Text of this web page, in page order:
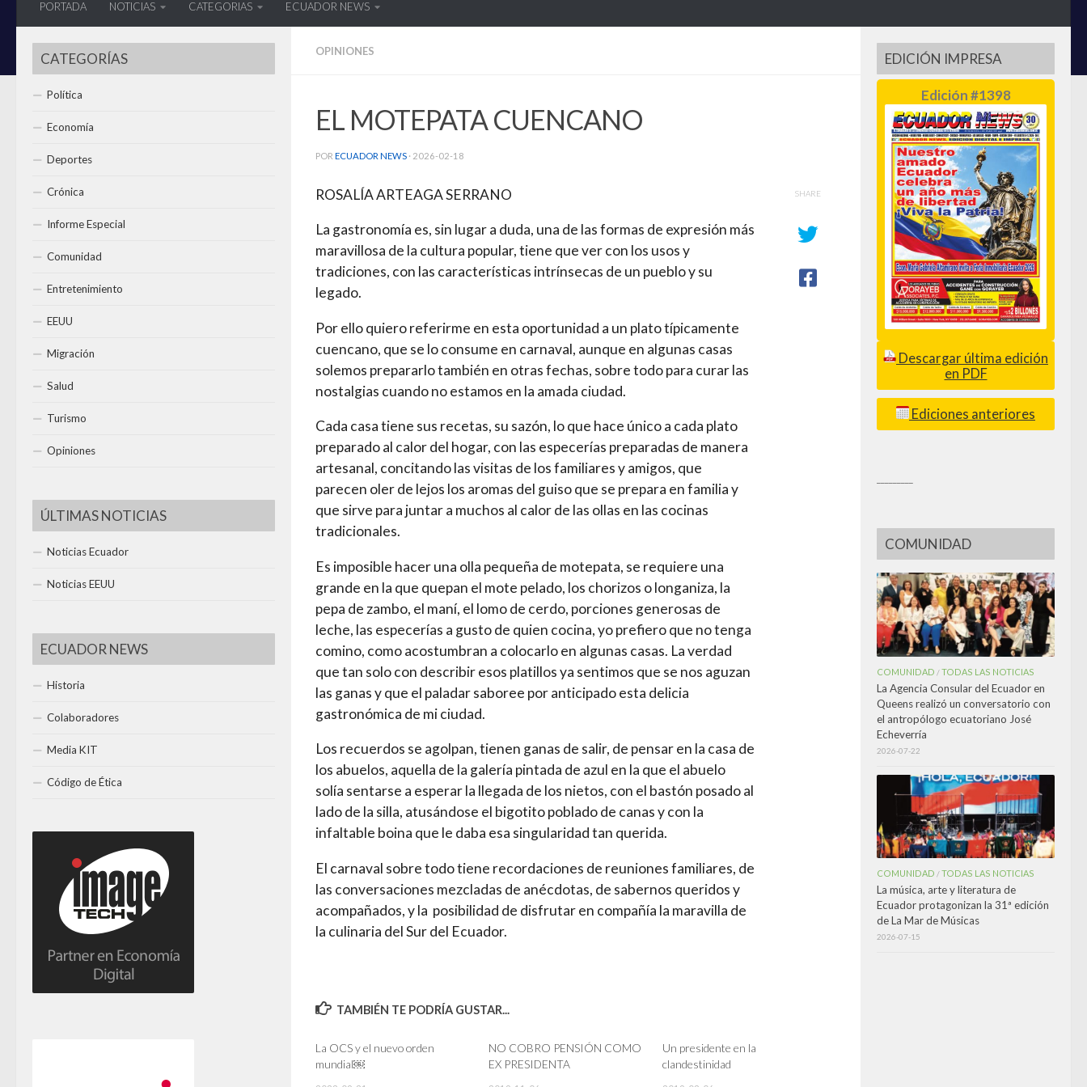
PORTADA NOTICIAS CATEGORIAS ECUADOR NEWS
OPINIONES
EL MOTEPATA CUENCANO
POR ECUADOR NEWS · 2026-02-18
ROSALÍA ARTEAGA SERRANO
La gastronomía es, sin lugar a duda, una de las formas de expresión más
maravillosa de la cultura popular, tiene que ver con los usos y
tradiciones, con las características intrínsecas de un pueblo y su
legado.
Por ello quiero referirme en esta oportunidad a un plato típicamente
cuencano, que se lo consume en carnaval, aunque en algunas casas
solemos prepararlo también en otras fechas, sobre todo para curar las
nostalgias cuando no estamos en la amada ciudad.
Cada casa tiene sus recetas, su sazón, lo que hace único a cada plato
preparado al calor del hogar, con las especerías preparadas de manera
artesanal, concitando las visitas de los familiares y amigos, que
parecen oler de lejos los aromas del guiso que se prepara en familia y
que sirve para juntar a muchos al calor de las ollas en las cocinas
tradicionales.
Es imposible hacer una olla pequeña de motepata, se requiere una
grande en la que quepan el mote pelado, los chorizos o longaniza, la
pepa de zambo, el maní, el lomo de cerdo, porciones generosas de
leche, las especerías a gusto de quien cocina, yo prefiero que no tenga
comino, como acostumbran a colocarlo en algunas casas. La verdad
que tan solo con describir esos platillos ya sentimos que se nos aguzan
las ganas y que el paladar saboree por anticipado esta delicia
gastronómica de mi ciudad.
Los recuerdos se agolpan, tienen ganas de salir, de pensar en la casa de
los abuelos, aquella de la galería pintada de azul en la que el abuelo
solía sentarse a esperar la llegada de los nietos, con el bastón posado al
lado de la silla, atusándose el bigotito poblado de canas y con la
infaltable boina que le daba esa singularidad tan querida.
El carnaval sobre todo tiene recordaciones de reuniones familiares, de
las conversaciones mezcladas de anécdotas, de sabernos queridos y
acompañados, y la posibilidad de disfrutar en compañía la maravilla de
la culinaria del Sur del Ecuador.
SHARE
TAMBIÉN TE PODRÍA GUSTAR...
La OCS y el nuevo orden
mundial￼
NO COBRO PENSIÓN COMO
EX PRESIDENTA
Un presidente en la
clandestinidad
CATEGORÍAS
Política
Economía
Deportes
Crónica
Informe Especial
Comunidad
Entretenimiento
EEUU
Migración
Salud
Turismo
Opiniones
ÚLTIMAS NOTICIAS
Noticias Ecuador
Noticias EEUU
ECUADOR NEWS
Historia
Colaboradores
Media KIT
Código de Ética
EDICIÓN IMPRESA
Edición #1398
Descargar última edición
en PDF
Ediciones anteriores
COMUNIDAD
COMUNIDAD /TODAS LAS NOTICIAS
La Agencia Consular del Ecuador en
Queens realizó un conversatorio con
el antropólogo ecuatoriano José
Echeverría
2026-07-22
COMUNIDAD /TODAS LAS NOTICIAS
La música, arte y literatura de
Ecuador protagonizan la 31ª edición
de La Mar de Músicas
2026-07-15